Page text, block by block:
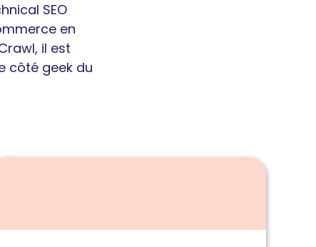
SEO
en
il est
côté geek du